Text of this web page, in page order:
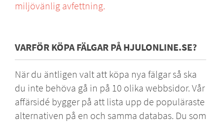
miljövänlig avfettning.
VARFÖR KÖPA FÄLGAR PÅ HJULONLINE.SE?
När du äntligen valt att köpa nya fälgar så ska
du inte behöva gå in på 10 olika webbsidor. Vår
affärsidé bygger på att lista upp de populäraste
alternativen på en och samma databas. Du som